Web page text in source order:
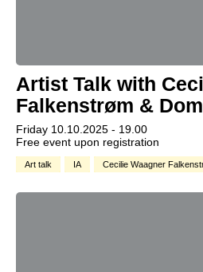
Artist Talk with
Falkenstrøm &
Friday 10.10.2025 - 19.00
Free event upon registration
Art talk IA Cecilie Waagner